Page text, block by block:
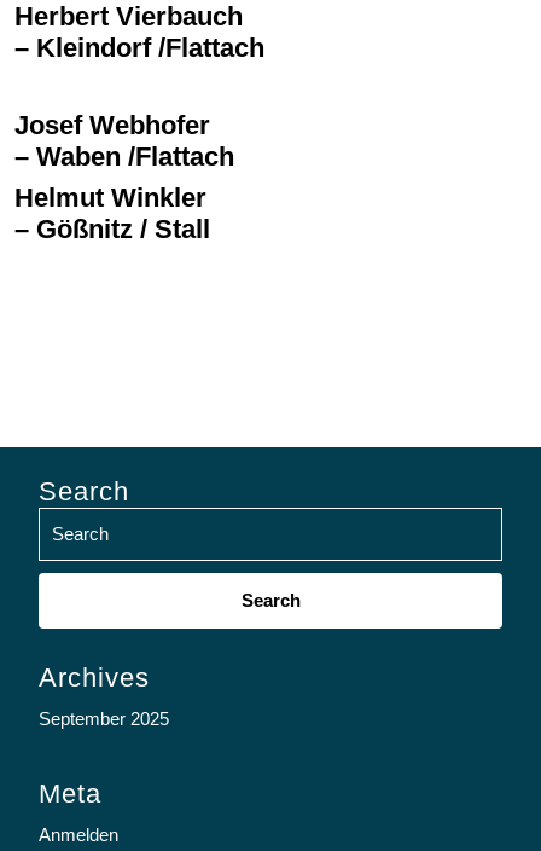
Herbert Vierbauch
– Kleindorf /Flattach
Josef Webhofer
– Waben /Flattach
Helmut Winkler
– Gößnitz / Stall
Search
Search
Archives
September 2025
Meta
Anmelden